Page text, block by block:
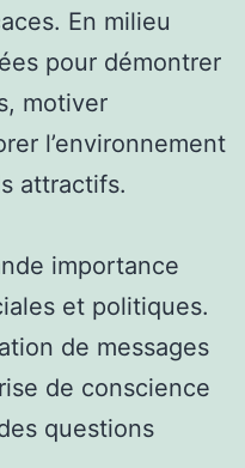
En milieu
pour démontrer
motiver
l’environnement
attractifs.
importance
et politiques.
de messages
de conscience
questions